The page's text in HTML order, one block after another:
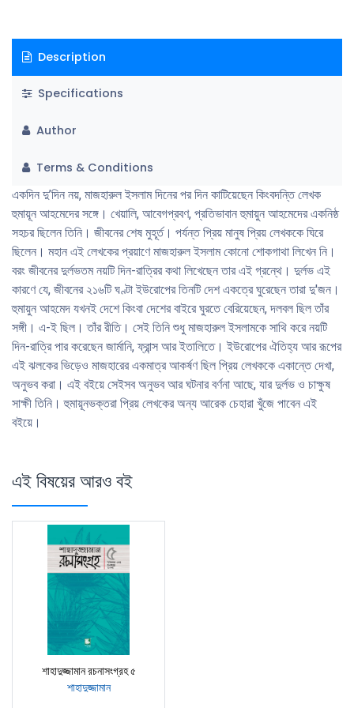
Description
Specifications
Author
Terms & Conditions
একদিন দু’দিন নয়, মাজহারুল ইসলাম দিনের পর দিন কাটিয়েছেন কিংবদন্তি লেখক
হুমায়ূন আহমেদের সঙ্গে। খেয়ালি, আবেগপ্রবণ, প্রতিভাবান হুমায়ুন আহমেদের একনিষ্ঠ
সহচর ছিলেন তিনি। জীবনের শেষ মুহূর্ত। পর্যন্ত প্রিয় মানুষ প্রিয় লেখককে ঘিরে
ছিলেন। মহান এই লেখকের প্রয়াণে মাজহারুল ইসলাম কোনাে শােকগাথা লিখেন নি।
বরং জীবনের দুর্লভতম নয়টি দিন-রাত্রির কথা লিখেছেন তার এই গ্রন্থে। দুর্লভ এই
কারণে যে, জীবনের ২১৬টি ঘণ্টা ইউরােপের তিনটি দেশ একত্রে ঘুরেছেন তারা দু'জন।
হুমায়ুন আহমেদ যখনই দেশে কিংবা দেশের বাইরে ঘুরতে বেরিয়েছেন, দলবল ছিল তাঁর
সঙ্গী। এ-ই ছিল। তাঁর রীতি। সেই তিনি শুধু মাজহারুল ইসলামকে সাথি করে নয়টি
দিন-রাত্রি পার করেছেন জার্মানি, ফ্রান্স আর ইতালিতে। ইউরােপের ঐতিহ্য আর রূপের
এই ঝলকের ভিড়েও মাজহারের একমাত্র আকর্ষণ ছিল প্রিয় লেখককে একান্তে দেখা,
অনুভব করা। এই বইয়ে সেইসব অনুভব আর ঘটনার বর্ণনা আছে, যার দুর্লভ ও চাক্ষুষ
সাক্ষী তিনি। হুমায়ূনভক্তরা প্রিয় লেখকের অন্য আরেক চেহারা খুঁজে পাবেন এই
বইয়ে।
এই বিষয়ের আরও বই
শাহাদুজ্জামান রচনাসংগ্রহ ৫
শাহাদুজ্জামান